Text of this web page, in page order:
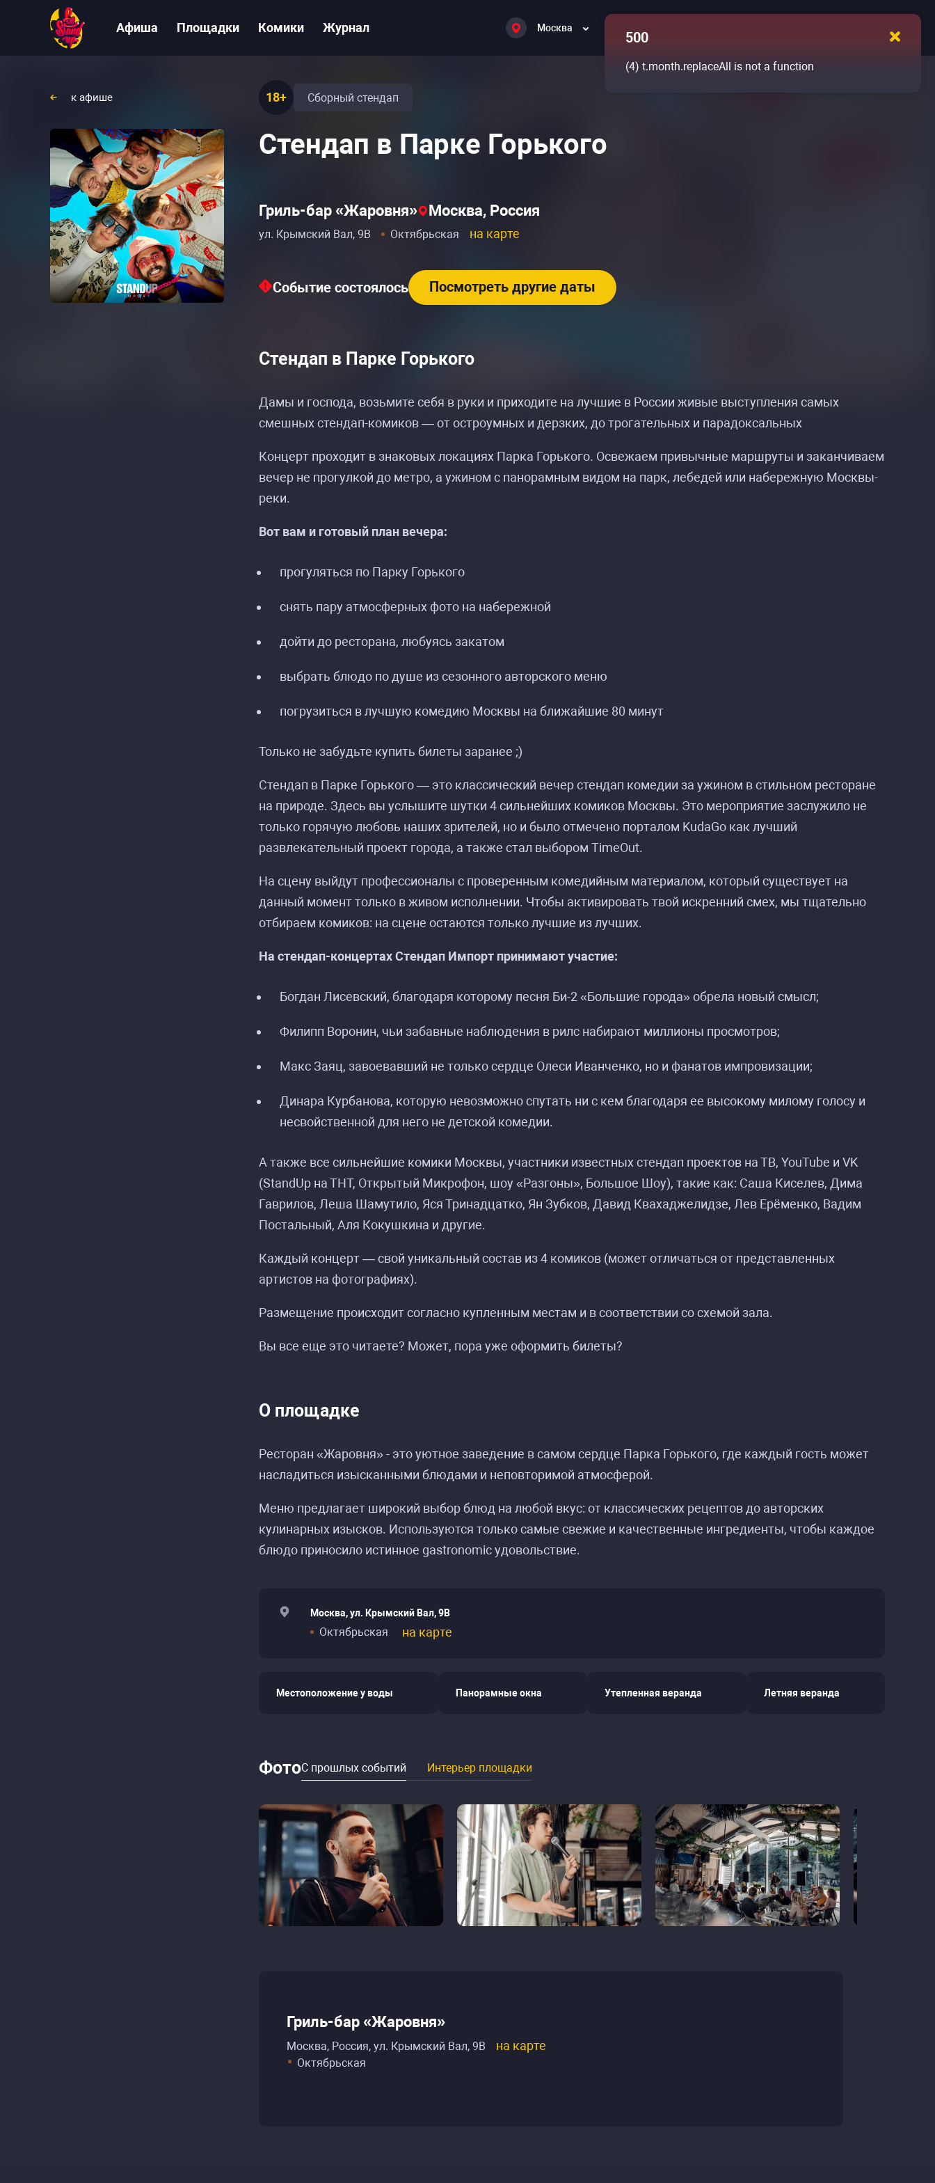
Афиша Площадки Комики Журнал Москва
к афише 18+ Сборный стендап
Стендап в Парке Горького
Гриль-бар «Жаровня» Москва, Россия
ул. Крымский Вал, 9В Октябрьская на карте
Событие состоялось Посмотреть другие даты
Стендап в Парке Горького
Дамы и господа, возьмите себя в руки и приходите на лучшие в России живые выступления самых
смешных стендап-комиков — от остроумных и дерзких, до трогательных и парадоксальных
Концерт проходит в знаковых локациях Парка Горького. Освежаем привычные маршруты и заканчиваем
вечер не прогулкой до метро, а ужином с панорамным видом на парк, лебедей или набережную Москвы-
реки.
Вот вам и готовый план вечера:
прогуляться по Парку Горького
снять пару атмосферных фото на набережной
дойти до ресторана, любуясь закатом
выбрать блюдо по душе из сезонного авторского меню
погрузиться в лучшую комедию Москвы на ближайшие 80 минут
Только не забудьте купить билеты заранее ;)
Стендап в Парке Горького — это классический вечер стендап комедии за ужином в стильном ресторане
на природе. Здесь вы услышите шутки 4 сильнейших комиков Москвы. Это мероприятие заслужило не
только горячую любовь наших зрителей, но и было отмечено порталом KudaGo как лучший
развлекательный проект города, а также стал выбором TimeOut.
На сцену выйдут профессионалы с проверенным комедийным материалом, который существует на
данный момент только в живом исполнении. Чтобы активировать твой искренний смех, мы тщательно
отбираем комиков: на сцене остаются только лучшие из лучших.
На стендап-концертах Стендап Импорт принимают участие:
Богдан Лисевский, благодаря которому песня Би-2 «Большие города» обрела новый смысл;
Филипп Воронин, чьи забавные наблюдения в рилс набирают миллионы просмотров;
Макс Заяц, завоевавший не только сердце Олеси Иванченко, но и фанатов импровизации;
Динара Курбанова, которую невозможно спутать ни с кем благодаря ее высокому милому голосу и
несвойственной для него не детской комедии.
А также все сильнейшие комики Москвы, участники известных стендап проектов на ТВ, YouTube и VK
(StandUp на ТНТ, Открытый Микрофон, шоу «Разгоны», Большое Шоу), такие как: Саша Киселев, Дима
Гаврилов, Леша Шамутило, Яся Тринадцатко, Ян Зубков, Давид Квахаджелидзе, Лев Ерёменко, Вадим
Постальный, Аля Кокушкина и другие.
Каждый концерт — свой уникальный состав из 4 комиков (может отличаться от представленных
артистов на фотографиях).
Размещение происходит согласно купленным местам и в соответствии со схемой зала.
Вы все еще это читаете? Может, пора уже оформить билеты?
О площадке
Ресторан «Жаровня» - это уютное заведение в самом сердце Парка Горького, где каждый гость может
насладиться изысканными блюдами и неповторимой атмосферой.
Меню предлагает широкий выбор блюд на любой вкус: от классических рецептов до авторских
кулинарных изысков. Используются только самые свежие и качественные ингредиенты, чтобы каждое
блюдо приносило истинное gastronomic удовольствие.
Москва, ул. Крымский Вал, 9В
Октябрьская на карте
Местоположение у воды Панорамные окна Утепленная веранда Летняя веранда
ФотоС прошлых событий Интерьер площадки
Гриль-бар «Жаровня»
Москва, Россия, ул. Крымский Вал, 9В на карте
Октябрьская
500
(4) t.month.replaceAll is not a function
Расписание событий «Стендап в Парке Горького »
Расписание событий «Стендап в Парке Горького »